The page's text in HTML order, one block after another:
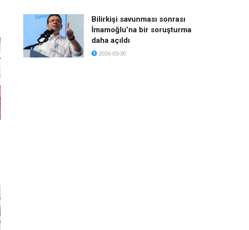
Bilirkişi savunması sonrası
İmamoğlu’na bir soruşturma
daha açıldı
2026-03-30